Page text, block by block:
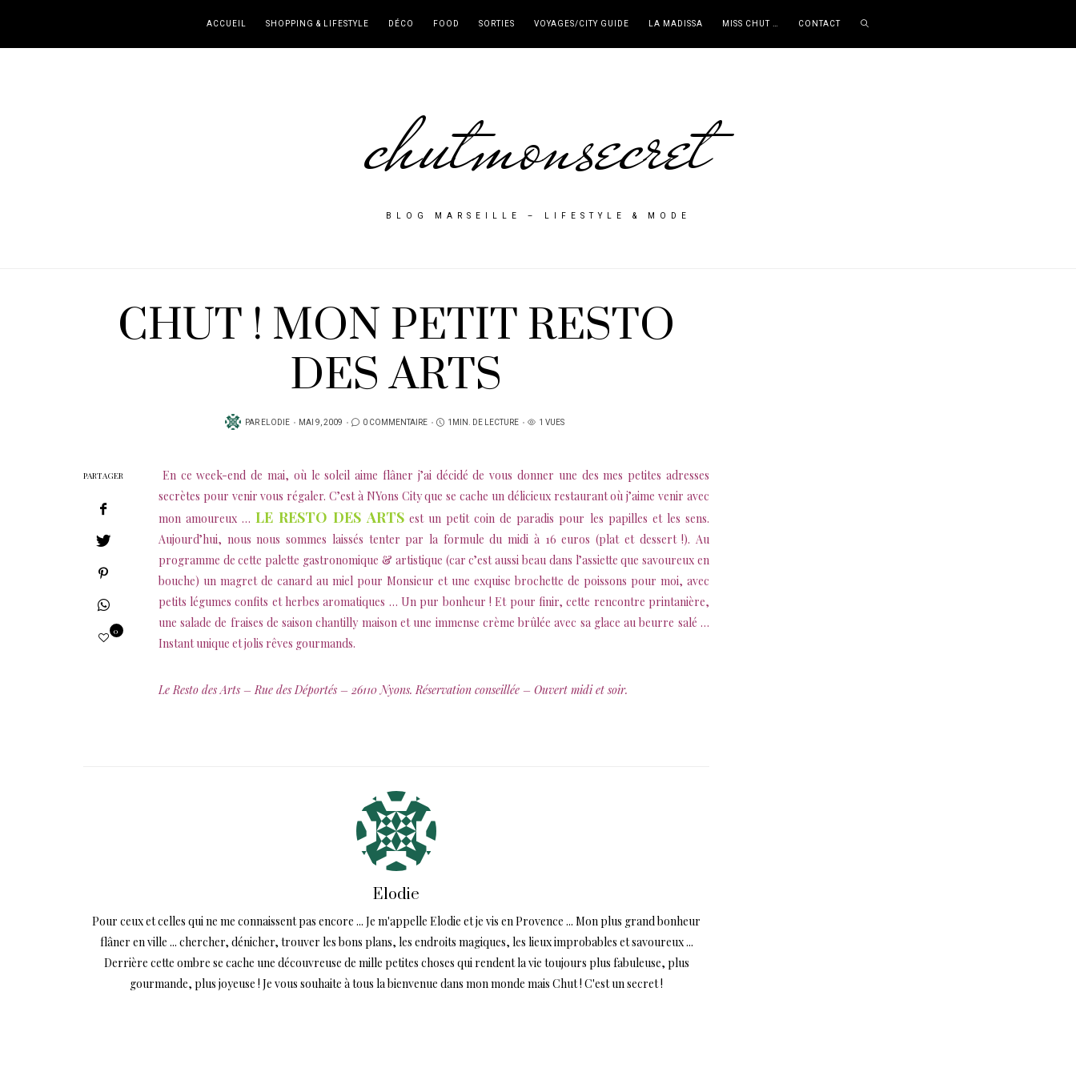
ACCUEIL SHOPPING & LIFESTYLE DÉCO FOOD SORTIES VOYAGES/CITY GUIDE LA MADISSA MISS CHUT … CONTACT
chutmonsecret
BLOG MARSEILLE – LIFESTYLE & MODE
CHUT ! MON PETIT RESTO
DES ARTS
PAR ELODIE
PUBLIÉ
MAI 9, 2009 0 COMMENTAIRE 1MIN. DE LECTURE 1 VUES
PARTAGER
0
En ce week-end de mai, où le soleil aime flâner j’ai décidé de vous donner une des mes petites adresses
secrètes pour venir vous régaler. C’est à NYons City que se cache un délicieux restaurant où j’aime venir avec
mon amoureux …LE RESTO DES ARTSest un petit coin de paradis pour les papilles et les sens.
Aujourd’hui, nous nous sommes laissés tenter par la formule du midi à 16 euros (plat et dessert !). Au
programme de cette palette gastronomique & artistique (car c’est aussi beau dans l’assiette que savoureux en
bouche) un magret de canard au miel pour Monsieur et une exquise brochette de poissons pour moi, avec
petits légumes confits et herbes aromatiques … Un pur bonheur ! Et pour finir, cette rencontre printanière,
une salade de fraises de saison chantilly maison et une immense crème brûlée avec sa glace au beurre salé …
Instant unique et jolis rêves gourmands.
Le Resto des Arts – Rue des Déportés – 26110 Nyons. Réservation conseillée – Ouvert midi et soir.
Elodie
Pour ceux et celles qui ne me connaissent pas encore ... Je m'appelle Elodie et je vis en Provence ... Mon plus grand bonheur
flâner en ville ... chercher, dénicher, trouver les bons plans, les endroits magiques, les lieux improbables et savoureux ...
Derrière cette ombre se cache une découvreuse de mille petites choses qui rendent la vie toujours plus fabuleuse, plus
gourmande, plus joyeuse ! Je vous souhaite à tous la bienvenue dans mon monde mais Chut ! C'est un secret !